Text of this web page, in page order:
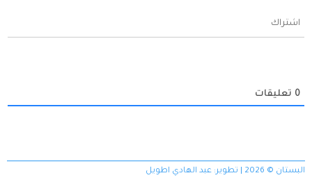
اشتراك
0 تعليقات
البستان © 2026 | تطوير: عبد الهادي اطويل